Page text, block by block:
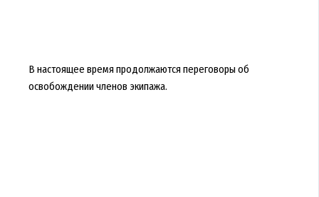
В настоящее время продолжаются переговоры об
освобождении членов экипажа.